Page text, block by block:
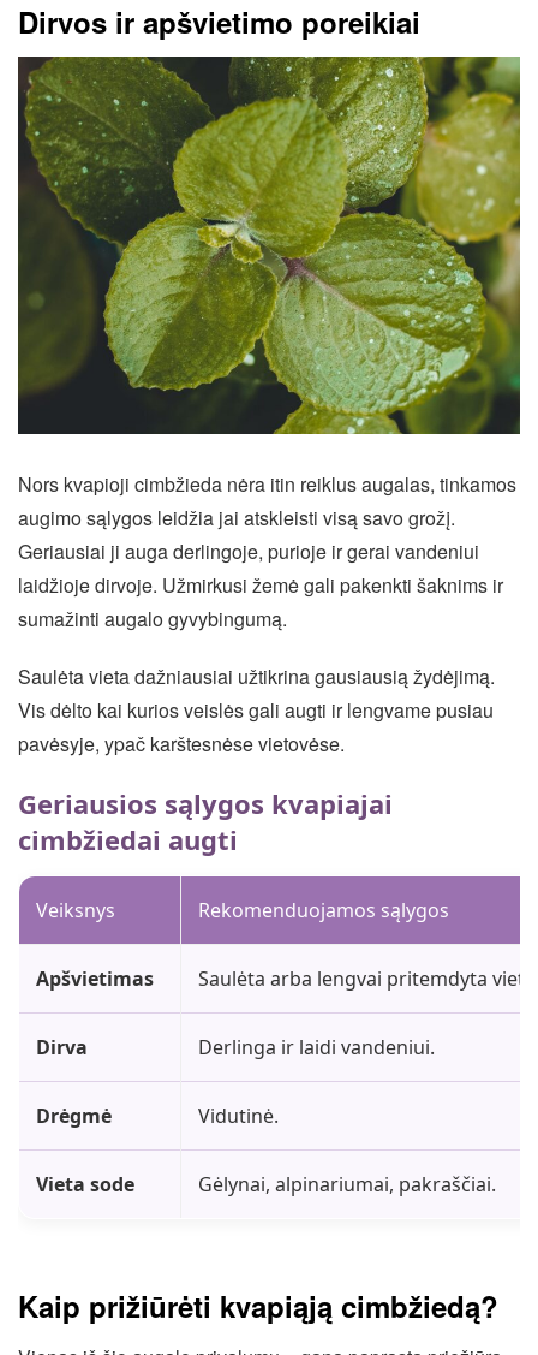
Dirvos ir apšvietimo poreikiai
Nors kvapioji cimbžieda nėra itin reiklus augalas, tinkamos
augimo sąlygos leidžia jai atskleisti visą savo grožį.
Geriausiai ji auga derlingoje, purioje ir gerai vandeniui
laidžioje dirvoje. Užmirkusi žemė gali pakenkti šaknims ir
sumažinti augalo gyvybingumą.
Saulėta vieta dažniausiai užtikrina gausiausią žydėjimą.
Vis dėlto kai kurios veislės gali augti ir lengvame pusiau
pavėsyje, ypač karštesnėse vietovėse.
Geriausios sąlygos kvapiajai
cimbžiedai augti
Veiksnys Rekomenduojamos sąlygos
Apšvietimas Saulėta arba lengvai pritemdyta
Dirva Derlinga ir laidi vandeniui.
Drėgmė Vidutinė.
Vieta sode Gėlynai, alpinariumai, pakraščiai.
Kaip prižiūrėti kvapiąją cimbžiedą?